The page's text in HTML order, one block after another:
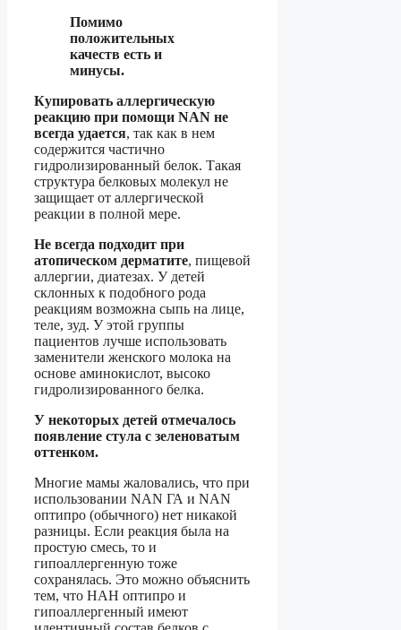
Помимо
положительных
качеств есть и
минусы.
Купировать аллергическую
реакцию при помощи NAN не
всегда удается, так как в нем
содержится частично
гидролизированный белок. Такая
структура белковых молекул не
защищает от аллергической
реакции в полной мере.
Не всегда подходит при
атопическом дерматите, пищевой
аллергии, диатезах. У детей
склонных к подобного рода
реакциям возможна сыпь на лице,
теле, зуд. У этой группы
пациентов лучше использовать
заменители женского молока на
основе аминокислот, высоко
гидролизированного белка.
У некоторых детей отмечалось
появление стула с зеленоватым
оттенком.
Многие мамы жаловались, что при
использовании NAN ГА и NAN
оптипро (обычного) нет никакой
разницы. Если реакция была на
простую смесь, то и
гипоаллергенную тоже
сохранялась. Это можно объяснить
тем, что НАН оптипро и
гипоаллергенный имеют